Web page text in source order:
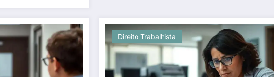
Direito Trabalhista